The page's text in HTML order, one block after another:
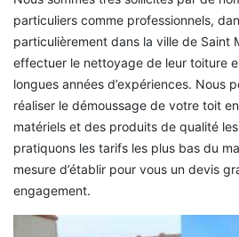
particuliers comme professionnels,
particulièrement dans la ville de Saint
effectuer le nettoyage de leur toiture
longues années d’expériences. Nous
réaliser le démoussage de votre toit
matériels et des produits de qualité
pratiquons les tarifs les plus bas du
mesure d’établir pour vous un devis
engagement.